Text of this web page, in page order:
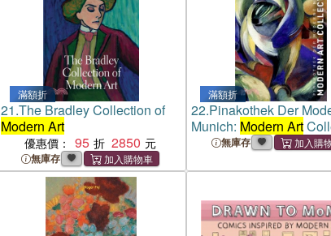
滿額折
21.The Bradley Collection of
Modern Art
優惠價： 95 2850
無庫存
滿額折
22.Pinakothek Der
Munich: Modern Art
無庫存